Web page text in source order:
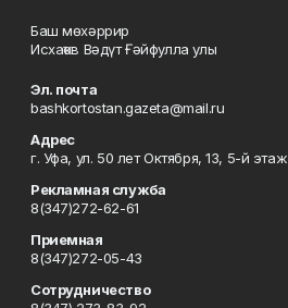
Баш мөхәррир
Исхаҡов Вәдүт Ғәйфулла улы
Эл. почта
bashkortostan.gazeta@mail.ru
Адрес
г. Уфа, ул. 50 лет Октября, 13, 5-й этаж
Рекламная служба
8(347)272-62-61
Приемная
8(347)272-05-43
Сотрудничество